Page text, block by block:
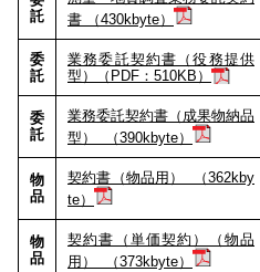
託
書 （430kbyte）
委
託
業務委託契約書（役務提供
型）（PDF：510KB）
委
託
業務委託契約書（成果物納品
型） （390kbyte）
物
品
契約書（物品用） （362kby
te）
物
品
契約書（単価契約）（物品
用） （373kbyte）